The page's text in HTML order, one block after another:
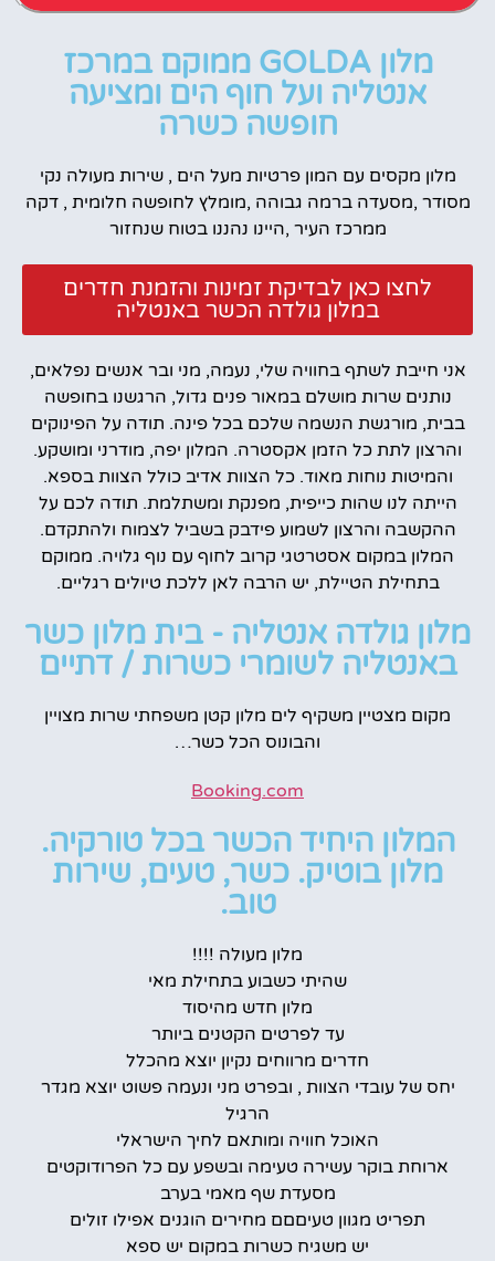
מלון GOLDA ממוקם במרכז
אנטליה ועל חוף הים ומציעה
חופשה כשרה
מלון מקסים עם המון פרטיות מעל הים , שירות מעולה נקי
מסודר ,מסעדה ברמה גבוהה ,מומלץ לחופשה חלומית , דקה
ממרכז העיר ,היינו נהננו בטוח שנחזור
לחצו כאן לבדיקת זמינות והזמנת חדרים
במלון גולדה הכשר באנטליה
אני חייבת לשתף בחוויה שלי, נעמה, מני ובר אנשים נפלאים,
נותנים שרות מושלם במאור פנים גדול, הרגשנו בחופשה
בבית, מורגשת הנשמה שלכם בכל פינה. תודה על הפינוקים
והרצון לתת כל הזמן אקסטרה. המלון יפה, מודרני ומושקע.
והמיטות נוחות מאוד. כל הצוות אדיב כולל הצוות בספא.
הייתה לנו שהות כייפית, מפנקת ומשתלמת. תודה לכם על
ההקשבה והרצון לשמוע פידבק בשביל לצמוח ולהתקדם.
המלון במקום אסטרטגי קרוב לחוף עם נוף גלויה. ממוקם
בתחילת הטיילת, יש הרבה לאן ללכת טיולים רגליים.
מלון גולדה אנטליה - בית מלון כשר
באנטליה לשומרי כשרות / דתיים
מקום מצטיין משקיף לים מלון קטן משפחתי שרות מצויין
והבונוס הכל כשר…
Booking.com
המלון היחיד הכשר בכל טורקיה.
מלון בוטיק. כשר, טעים, שירות
טוב.
מלון מעולה !!!!
שהיתי כשבוע בתחילת מאי
מלון חדש מהיסוד
עד לפרטים הקטנים ביותר
חדרים מרווחים נקיון יוצא מהכלל
יחס של עובדי הצוות , ובפרט מני ונעמה פשוט יוצא מגדר
הרגיל
האוכל חוויה ומותאם לחיך הישראלי
ארוחת בוקר עשירה טעימה ובשפע עם כל הפרודוקטים
מסעדת שף מאמי בערב
תפריט מגוון טעיםםם מחירים הוגנים אפילו זולים
יש משגיח כשרות במקום יש ספא